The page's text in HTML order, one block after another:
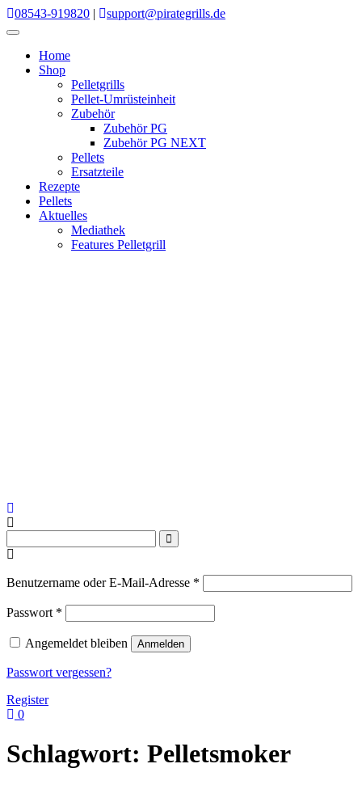
Skip
to
08543-919820 | support@pirategrills.de
Home
Shop
Pelletgrills
Pellet-Umrüsteinheit
Zubehör
Zubehör PG
Zubehör PG NEXT
Pellets
Ersatzteile
Rezepte
Pellets
Aktuelles
Mediathek
Features Pelletgrill
Benutzername oder E-Mail-Adresse *
Passwort *
Angemeldet bleiben Anmelden
Passwort vergessen?
Register
0
Schlagwort: Pelletsmoker